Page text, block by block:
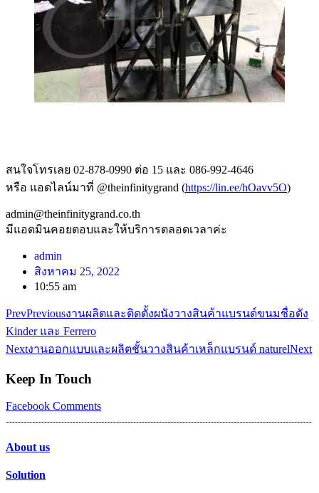
สนใจโทรเลย 02-878-0990 ต่อ 15 และ 086-992-4646
หรือ แอดไลน์มาที่ @theinfinitygrand (https://lin.ee/hOavv5O)
admin@theinfinitygrand.co.th
มีแอดมินคอยตอบและให้บริการตลอดเวลาค่ะ
admin
สิงหาคม 25, 2022
10:55 am
PrevPreviousงานผลิตและติดตั้งผนังวางสินค้าแบรนด์ขนมชื่อดัง
Kinder และ Ferrero
Nextงานออกแบบและผลิตชั้นวางสินค้าเหล็กแบรนด์ naturelNext
Keep In Touch
Facebook Comments
About us
Solution